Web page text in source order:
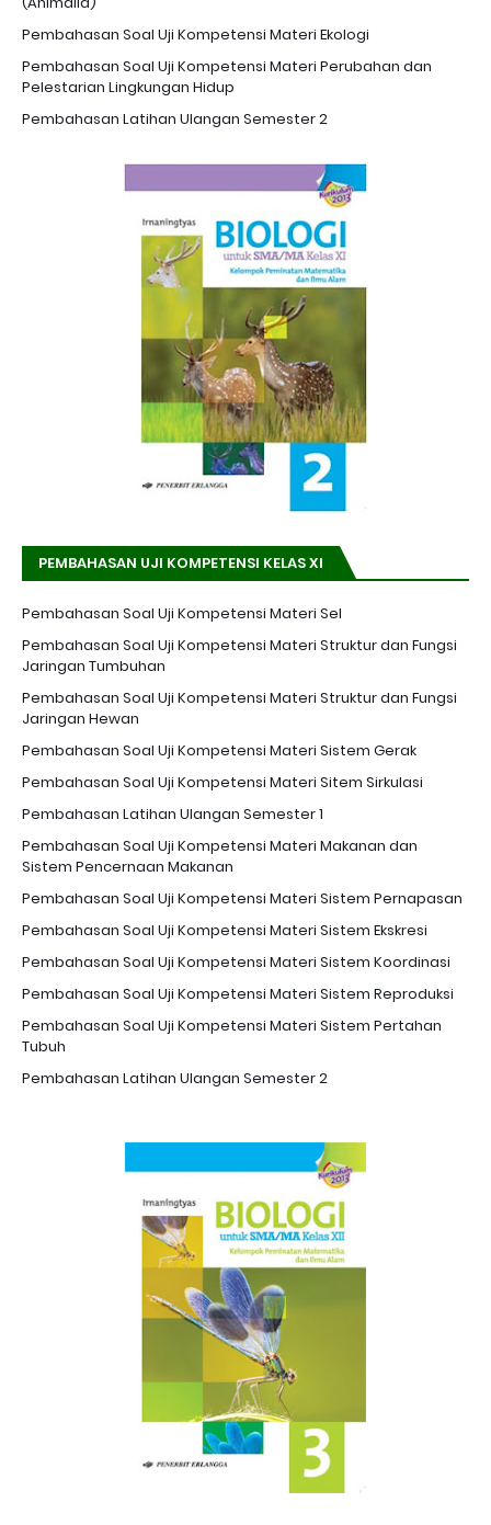
Pembahasan Soal Uji Kompetensi Materi Ekologi
Pembahasan Soal Uji Kompetensi Materi Perubahan dan
Pelestarian Lingkungan Hidup
Pembahasan Latihan Ulangan Semester 2
PEMBAHASAN UJI KOMPETENSI KELAS XI
Pembahasan Soal Uji Kompetensi Materi Sel
Pembahasan Soal Uji Kompetensi Materi Struktur dan Fungsi
Jaringan Tumbuhan
Pembahasan Soal Uji Kompetensi Materi Struktur dan Fungsi
Jaringan Hewan
Pembahasan Soal Uji Kompetensi Materi Sistem Gerak
Pembahasan Soal Uji Kompetensi Materi Sitem Sirkulasi
Pembahasan Latihan Ulangan Semester 1
Pembahasan Soal Uji Kompetensi Materi Makanan dan
Sistem Pencernaan Makanan
Pembahasan Soal Uji Kompetensi Materi Sistem Pernapasan
Pembahasan Soal Uji Kompetensi Materi Sistem Ekskresi
Pembahasan Soal Uji Kompetensi Materi Sistem Koordinasi
Pembahasan Soal Uji Kompetensi Materi Sistem Reproduksi
Pembahasan Soal Uji Kompetensi Materi Sistem Pertahan
Tubuh
Pembahasan Latihan Ulangan Semester 2